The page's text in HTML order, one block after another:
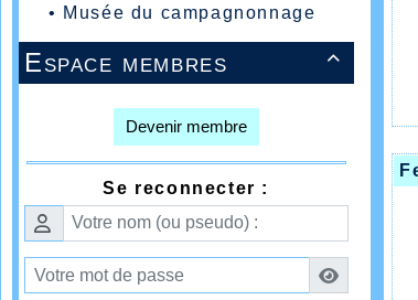
• Musée du campagnonnage

Espace membres
Devenir membre
Se reconnecter :